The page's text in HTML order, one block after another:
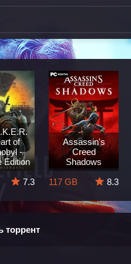
of
-
Edition
7.3
Assassin's
Creed
Shadows
117 GB
8.3
торрент